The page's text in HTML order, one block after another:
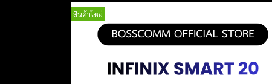
สินค้าใหม่